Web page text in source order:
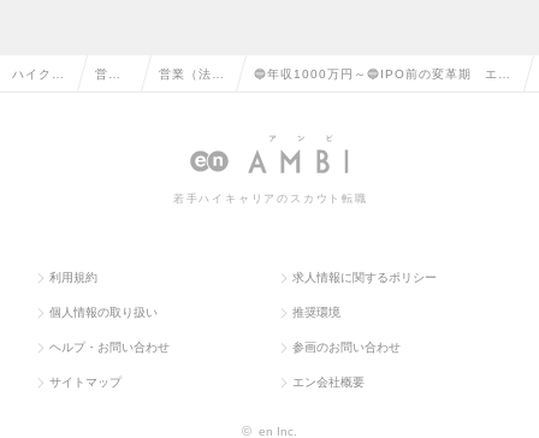
ハイクラ 営業 営業（法人 🔵年収1000万円～🔵IPO前の変革期 エン
人情報
若手ハイキャリアのスカウト転職
利用規約 求人情報に関するポリシー
個人情報の取り扱い 推奨環境
ヘルプ・お問い合わせ 参画のお問い合わせ
サイトマップ エン会社概要
© en Inc.